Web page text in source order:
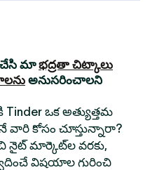
మాభద్రతా చిట్కాలు
అనుసరించాలని
Tinder ఒక అత్యుత్తమ
వారి కోసం చూస్తున్నారా?
నైట్ మార్కెట్‌ల వరకు,
విషయాల గురించి